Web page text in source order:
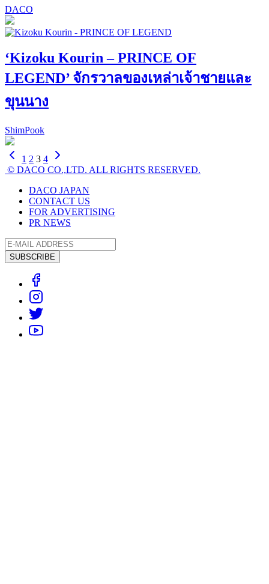
DACO
‘Kizoku Kourin – PRINCE OF
LEGEND’ จักรวาลของเหล่าเจ้าชายและ
ขุนนาง
ShimPook
1 2 3 4
© DACO CO.,LTD. ALL RIGHTS RESERVED.
DACO JAPAN
CONTACT US
FOR ADVERTISING
PR NEWS